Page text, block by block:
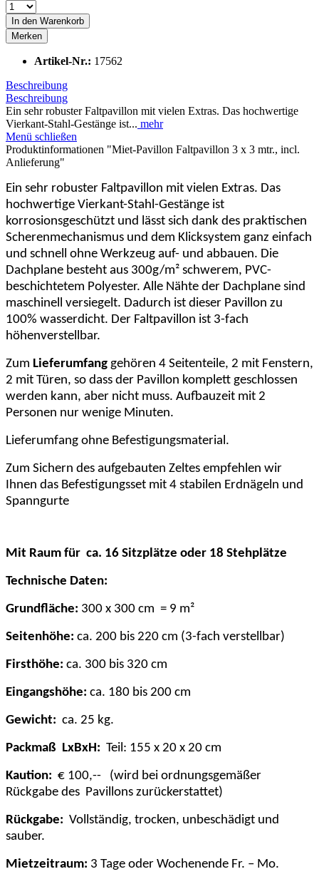
In den Warenkorb
Merken
Artikel-Nr.: 17562
Beschreibung
Beschreibung
Ein sehr robuster Faltpavillon mit vielen Extras. Das hochwertige
Vierkant-Stahl-Gestänge ist... mehr
Menü schließen
Produktinformationen "Miet-Pavillon Faltpavillon 3 x 3 mtr., incl.
Anlieferung"
Ein sehr robuster Faltpavillon mit vielen Extras. Das
hochwertige Vierkant-Stahl-Gestänge ist
korrosionsgeschützt und lässt sich dank des praktischen
Scherenmechanismus und dem Klicksystem ganz einfach
und schnell ohne Werkzeug auf- und abbauen. Die
Dachplane besteht aus 300g/m² schwerem, PVC-
beschichtetem Polyester. Alle Nähte der Dachplane sind
maschinell versiegelt. Dadurch ist dieser Pavillon zu
100% wasserdicht. Der Faltpavillon ist 3-fach
höhenverstellbar.
Zum Lieferumfang gehören 4 Seitenteile, 2 mit Fenstern,
2 mit Türen, so dass der Pavillon komplett geschlossen
werden kann, aber nicht muss. Aufbauzeit mit 2
Personen nur wenige Minuten.
Lieferumfang ohne Befestigungsmaterial.
Zum Sichern des aufgebauten Zeltes empfehlen wir
Ihnen das Befestigungsset mit 4 stabilen Erdnägeln und
Spanngurte
Mit Raum für ca. 16 Sitzplätze oder 18 Stehplätze
Technische Daten:
Grundfläche: 300 x 300 cm = 9 m²
Seitenhöhe: ca. 200 bis 220 cm (3-fach verstellbar)
Firsthöhe: ca. 300 bis 320 cm
Eingangshöhe: ca. 180 bis 200 cm
Gewicht: ca. 25 kg.
Packmaß LxBxH: Teil: 155 x 20 x 20 cm
Kaution: € 100,--
(wird bei ordnungsgemäßer
Rückgabe des Pavillons zurückerstattet)
Rückgabe: Vollständig, trocken, unbeschädigt und
sauber.
Mietzeitraum: 3 Tage oder Wochenende Fr. – Mo.